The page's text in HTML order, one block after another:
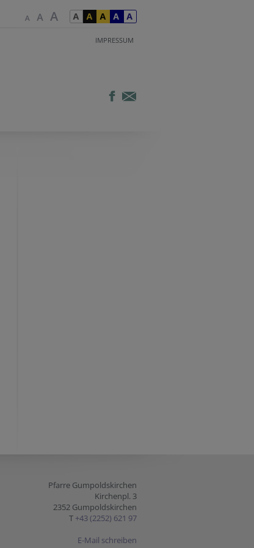
IMPRESSUM
Pfarre Gumpoldskirchen
Kirchenpl. 3
2352 Gumpoldskirchen
T +43 (2252) 621 97
E-Mail schreiben